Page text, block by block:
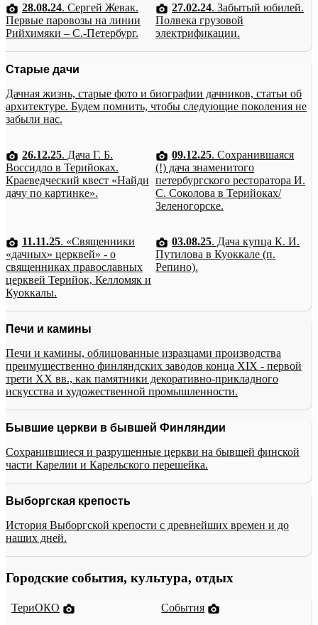
28.08.24. Сергей Жевак.
Первые паровозы на линии
Рийхимяки – С.-Петербург.
27.02.24. Забытый юбилей.
Полвека грузовой
электрификации.
Старые дачи
Дачная жизнь, старые фото и биографии дачников, статьи об
архитектуре. Будем помнить, чтобы следующие поколения не
забыли нас.
26.12.25. Дача Г. Б.
Воссидло в Терийоках.
Краеведческий квест «Найди
дачу по картинке».
09.12.25. Сохранившаяся
(!) дача знаменитого
петербургского ресторатора И.
С. Соколова в Терийоках/
Зеленогорске.
11.11.25. «Священники
«дачных» церквей» - о
священниках православных
церквей Терийок, Келломяк и
Куоккалы.
03.08.25. Дача купца К. И.
Путилова в Куоккале (п.
Репино).
Печи и камины
Печи и камины, облицованные изразцами производства
преимущественно финляндских заводов конца XIX - первой
трети XX вв., как памятники декоративно-прикладного
искусства и художественной промышленности.
Бывшие церкви в бывшей Финляндии
Сохранившиеся и разрушенные церкви на бывшей финской
части Карелии и Карельского перешейка.
Выборгская крепость
История Выборгской крепости с древнейших времен и до
наших дней.
Городские события, культура, отдых
ТериОКО
События